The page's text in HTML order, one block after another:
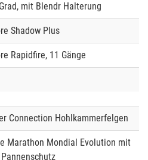
mit Blendr Halterung
Shadow Plus
Rapidfire, 11 Gänge
Connection Hohlkammerfelgen
Marathon Mondial Evolution mit